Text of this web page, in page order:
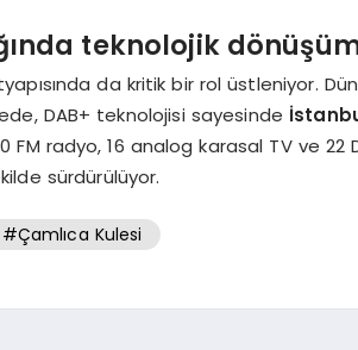
teknolojik
da kritik bir rol üstleniyor.
DAB+ teknolojisi sayesinde
FM radyo, 16 analog karasal TV ve 22
sürdürülüyor.
#Çamlıca Kulesi